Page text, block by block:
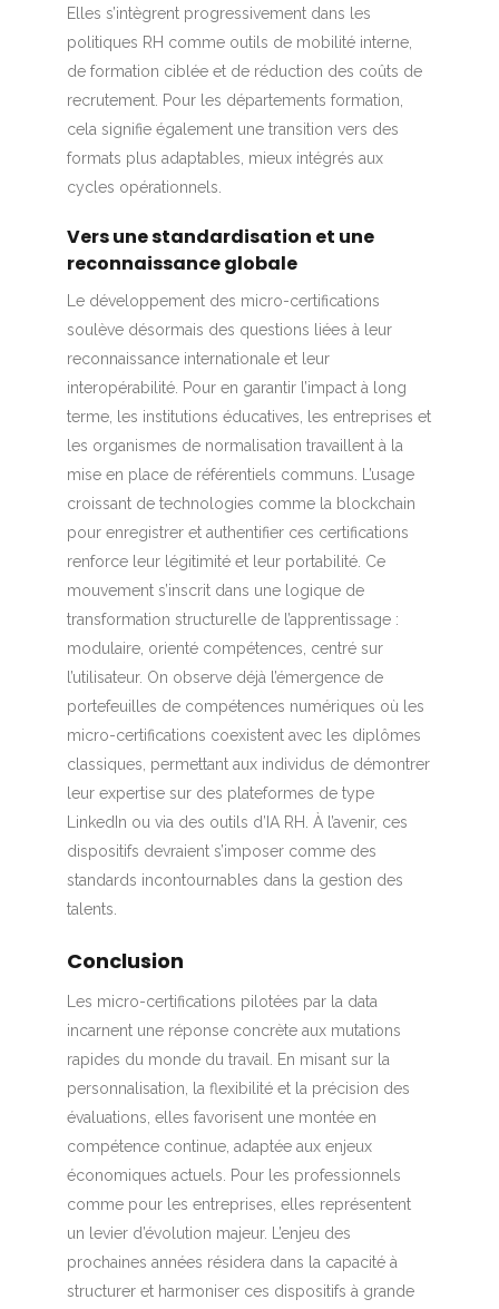
Elles s’intègrent progressivement dans les
politiques RH comme outils de mobilité interne,
de formation ciblée et de réduction des coûts de
recrutement. Pour les départements formation,
cela signifie également une transition vers des
formats plus adaptables, mieux intégrés aux
cycles opérationnels.
Vers une standardisation et une
reconnaissance globale
Le développement des micro-certifications
soulève désormais des questions liées à leur
reconnaissance internationale et leur
interopérabilité. Pour en garantir l’impact à long
terme, les institutions éducatives, les entreprises et
les organismes de normalisation travaillent à la
mise en place de référentiels communs. L’usage
croissant de technologies comme la blockchain
pour enregistrer et authentifier ces certifications
renforce leur légitimité et leur portabilité. Ce
mouvement s’inscrit dans une logique de
transformation structurelle de l’apprentissage :
modulaire, orienté compétences, centré sur
l’utilisateur. On observe déjà l’émergence de
portefeuilles de compétences numériques où les
micro-certifications coexistent avec les diplômes
classiques, permettant aux individus de démontrer
leur expertise sur des plateformes de type
LinkedIn ou via des outils d’IA RH. À l’avenir, ces
dispositifs devraient s’imposer comme des
standards incontournables dans la gestion des
talents.
Conclusion
Les micro-certifications pilotées par la data
incarnent une réponse concrète aux mutations
rapides du monde du travail. En misant sur la
personnalisation, la flexibilité et la précision des
évaluations, elles favorisent une montée en
compétence continue, adaptée aux enjeux
économiques actuels. Pour les professionnels
comme pour les entreprises, elles représentent
un levier d’évolution majeur. L’enjeu des
prochaines années résidera dans la capacité à
structurer et harmoniser ces dispositifs à grande